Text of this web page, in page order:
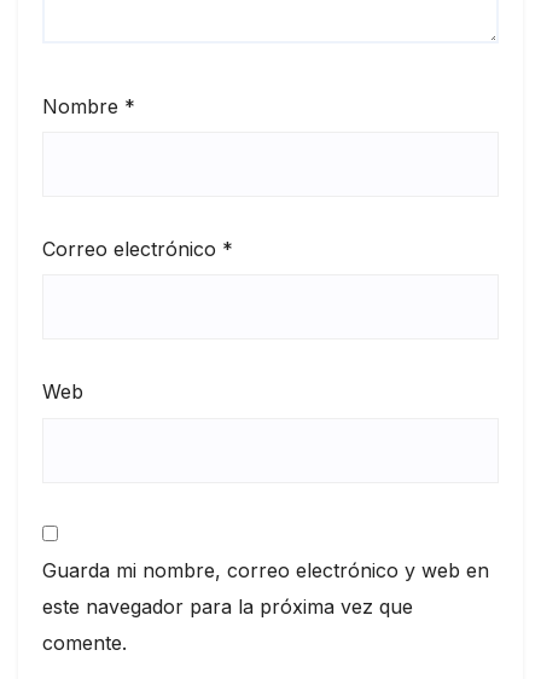
Nombre *
Correo electrónico *
Web
Guarda mi nombre, correo electrónico y web en
este navegador para la próxima vez que
comente.